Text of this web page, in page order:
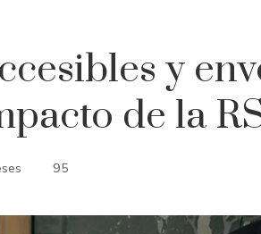
y
de la
95